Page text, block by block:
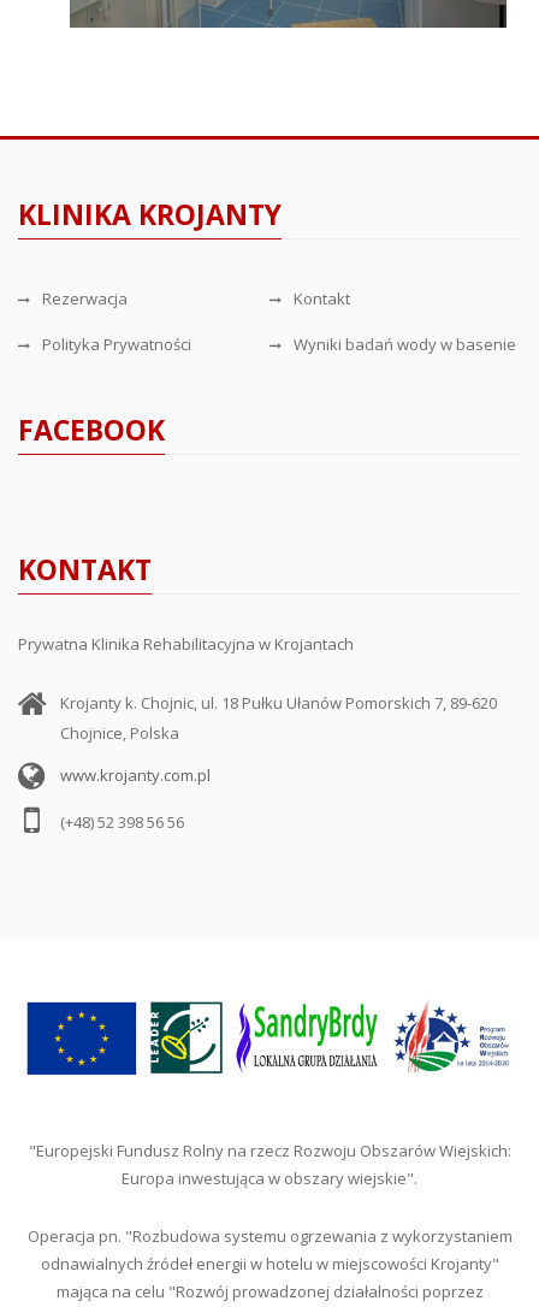
KLINIKA KROJANTY
Rezerwacja Kontakt
Polityka Prywatności Wyniki badań wody w basenie
FACEBOOK
KONTAKT
Prywatna Klinika Rehabilitacyjna w Krojantach
Krojanty k. Chojnic, ul. 18 Pułku Ułanów Pomorskich 7, 89-620
Chojnice, Polska
www.krojanty.com.pl
(+48) 52 398 56 56
"Europejski Fundusz Rolny na rzecz Rozwoju Obszarów Wiejskich:
Europa inwestująca w obszary wiejskie".
Operacja pn. "Rozbudowa systemu ogrzewania z wykorzystaniem
odnawialnych źródeł energii w hotelu w miejscowości Krojanty"
mająca na celu "Rozwój prowadzonej działalności poprzez